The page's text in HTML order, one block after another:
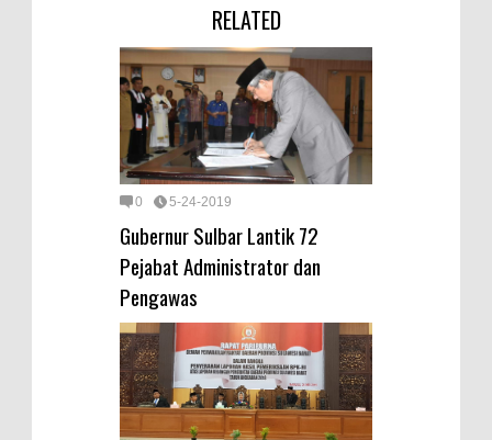
RELATED
0 5-24-2019
Gubernur Sulbar Lantik 72
Pejabat Administrator dan
Pengawas